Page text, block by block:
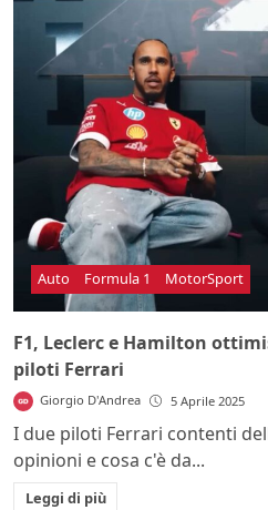
Auto Formula 1 MotorSport
F1, Leclerc e Hamilton
piloti Ferrari
Giorgio D'Andrea 5 Aprile 2025
I due piloti Ferrari contenti
opinioni e cosa c'è da...
Leggi di più